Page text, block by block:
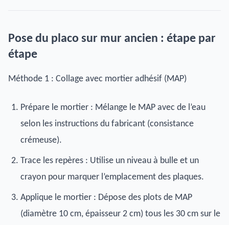
Pose du placo sur mur ancien : étape par
étape
Méthode 1 : Collage avec mortier adhésif (MAP)
Prépare le mortier : Mélange le MAP avec de l’eau
selon les instructions du fabricant (consistance
crémeuse).
Trace les repères : Utilise un niveau à bulle et un
crayon pour marquer l’emplacement des plaques.
Applique le mortier : Dépose des plots de MAP
(diamètre 10 cm, épaisseur 2 cm) tous les 30 cm sur le